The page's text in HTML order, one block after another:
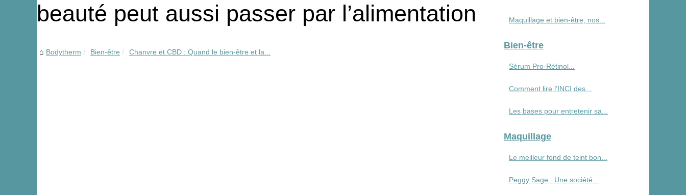
beauté peut aussi passer par l’alimentation
Bodytherm Bien-être Chanvre et CBD : Quand le bien-être et la...
Maquillage et bien-être, nos...
Bien-être
Sérum Pro‑Rétinol...
Comment lire l’INCI des...
Les bases pour entretenir sa...
Maquillage
Le meilleur fond de teint bon...
Peggy Sage : Une société...